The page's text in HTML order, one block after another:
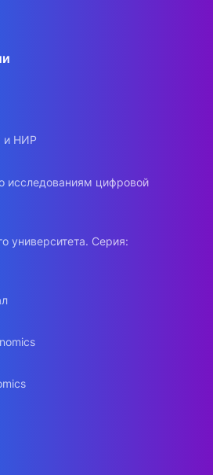
и НИР
исследованиям цифровой
университета. Серия: